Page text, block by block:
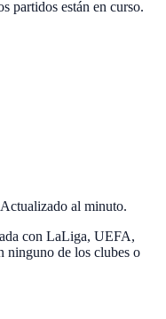
partidos están en curso.
al minuto.
con LaLiga, UEFA,
de los clubes o